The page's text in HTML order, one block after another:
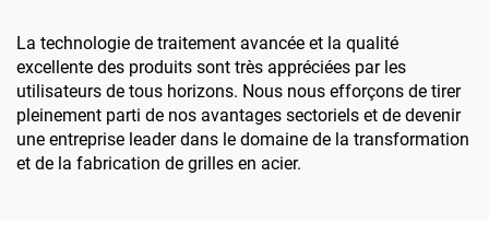
La technologie de traitement avancée et la qualité
excellente des produits sont très appréciées par les
utilisateurs de tous horizons. Nous nous efforçons de tirer
pleinement parti de nos avantages sectoriels et de devenir
une entreprise leader dans le domaine de la transformation
et de la fabrication de grilles en acier.